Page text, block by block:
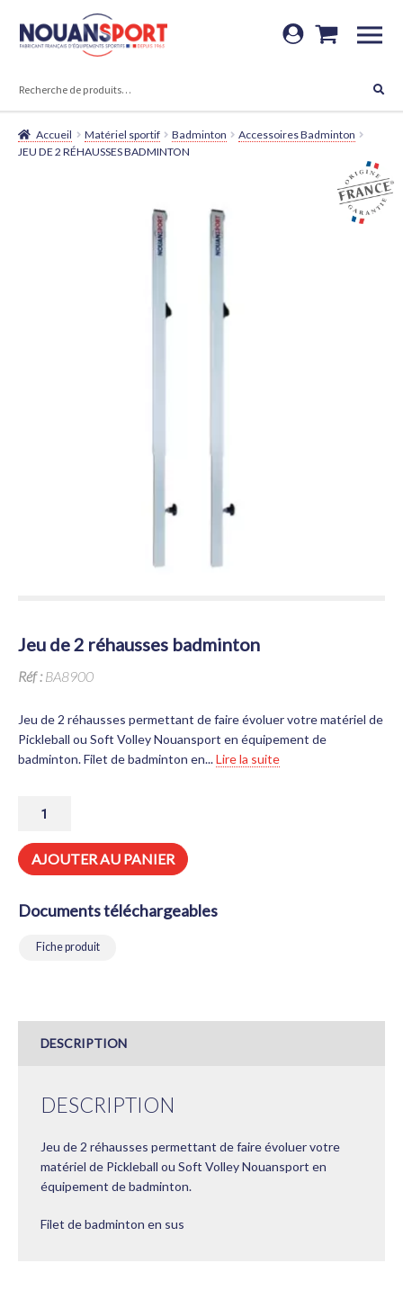
Aller
Aller
Accueil Matériel sportif Badminton
Accessoires Badminton
JEU DE 2 RÉHAUSSES BADMINTON
jeu de 2 réhausses badminton
Réf :BA8900
Jeu de 2 réhausses permettant de faire évoluer votre matériel de
Pickleball ou Soft Volley Nouansport en équipement de
badminton. Filet de badminton en...Lire la suite
DE
2
RÉHAUSSES
AJOUTER AU PANIER
Documents téléchargeables
Fiche produit
DESCRIPTION
DESCRIPTION
Jeu de 2 réhausses permettant de faire évoluer votre
matériel de Pickleball ou Soft Volley Nouansport en
équipement de badminton.
Filet de badminton en sus